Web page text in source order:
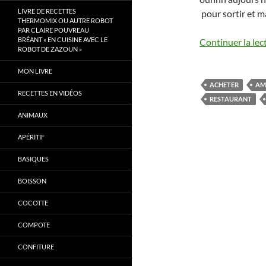
pour sortir et
Continuer la
ACHETER
RESTAURANT
LIVRE DE RECETTES
THERMOMIX OU AUTRE ROBOT
PAR CLAIRE POUVREAU
BRÉANT « EN CUISINE AVEC LE
ROBOT DE ZAZOUN »
MON LIVRE
RECETTES EN VIDÉOS
ANIMAUX
APÉRITIF
BASIQUES
BOISSON
COCOTTE
COMPOTE
CONFITURE